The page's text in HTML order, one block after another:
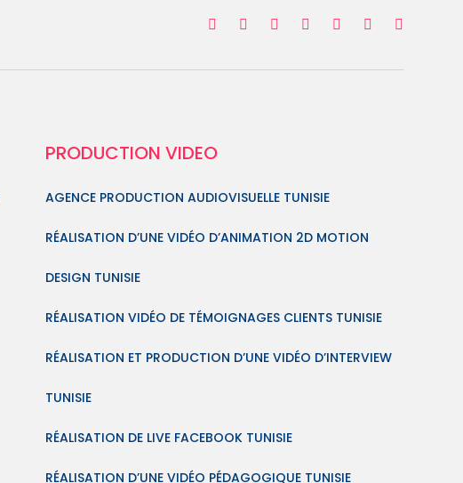
PRODUCTION VIDEO
AGENCE PRODUCTION AUDIOVISUELLE TUNISIE
RÉALISATION D’UNE VIDÉO D’ANIMATION 2D MOTION
DESIGN TUNISIE
RÉALISATION VIDÉO DE TÉMOIGNAGES CLIENTS TUNISIE
RÉALISATION ET PRODUCTION D’UNE VIDÉO D’INTERVIEW
TUNISIE
RÉALISATION DE LIVE FACEBOOK TUNISIE
RÉALISATION D’UNE VIDÉO PÉDAGOGIQUE TUNISIE